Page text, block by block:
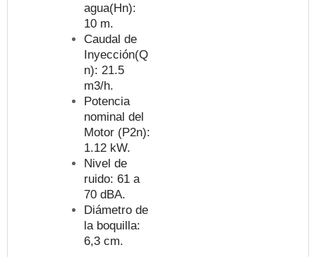
agua(Hn):
10 m.
Caudal de
Inyección(Q
n): 21.5
m3/h.
Potencia
nominal del
Motor (P2n):
1.12 kW.
Nivel de
ruido: 61 a
70 dBA.
Diámetro de
la boquilla:
6,3 cm.